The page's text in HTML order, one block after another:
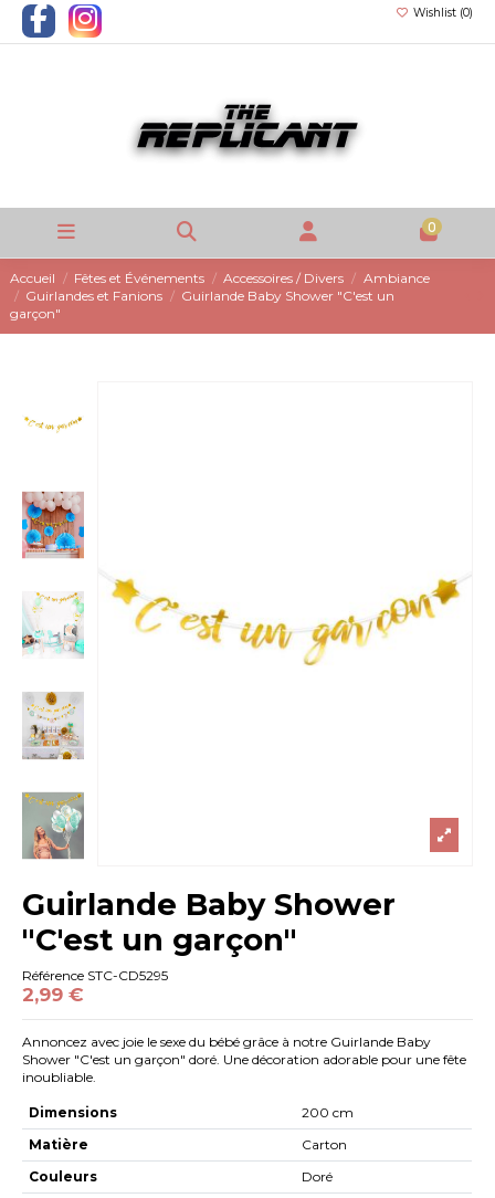
Wishlist (0)
0
Accueil Fêtes et Événements Accessoires / Divers
Ambiance
Guirlandes et Fanions
Guirlande Baby Shower "C'est un
garçon"
Guirlande Baby Shower
"C'est un garçon"
Référence STC-CD5295
2,99 €
Annoncez avec joie le sexe du bébé grâce à notre Guirlande Baby
Shower "C'est un garçon" doré. Une décoration adorable pour une fête
inoubliable.
Dimensions
200 cm
Matière
Carton
Couleurs
Doré